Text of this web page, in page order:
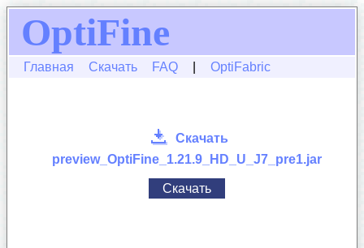
OptiFine
Главная Скачать FAQ OptiFabric
Скачать
preview_OptiFine_1.21.9_HD_U_J7_pre1.jar
Скачать